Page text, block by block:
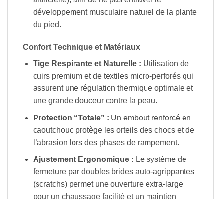
développement musculaire naturel de la plante
du pied.
Confort Technique et Matériaux
Tige Respirante et Naturelle : Utilisation de
cuirs premium et de textiles micro-perforés qui
assurent une régulation thermique optimale et
une grande douceur contre la peau.
Protection “Totale” : Un embout renforcé en
caoutchouc protège les orteils des chocs et de
l’abrasion lors des phases de rampement.
Ajustement Ergonomique : Le système de
fermeture par doubles brides auto-agrippantes
(scratchs) permet une ouverture extra-large
pour un chaussage facilité et un maintien